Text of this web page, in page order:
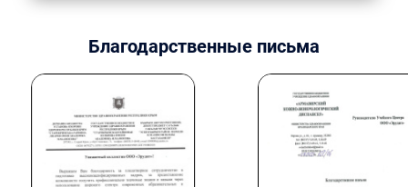
Благодарственные письма